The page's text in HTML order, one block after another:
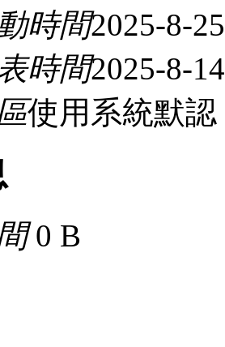
時間2025-8-
時間2025-8-
使用系統默認
0 B